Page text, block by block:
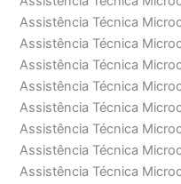
Assistência Técnica
Assistência Técnica
Assistência Técnica
Assistência Técnica
Assistência Técnica
Assistência Técnica
Assistência Técnica
Assistência Técnica